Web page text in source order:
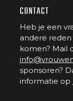
CONTACT
Heb je een
andere
komen? Mail
sponsoren?
informatie op